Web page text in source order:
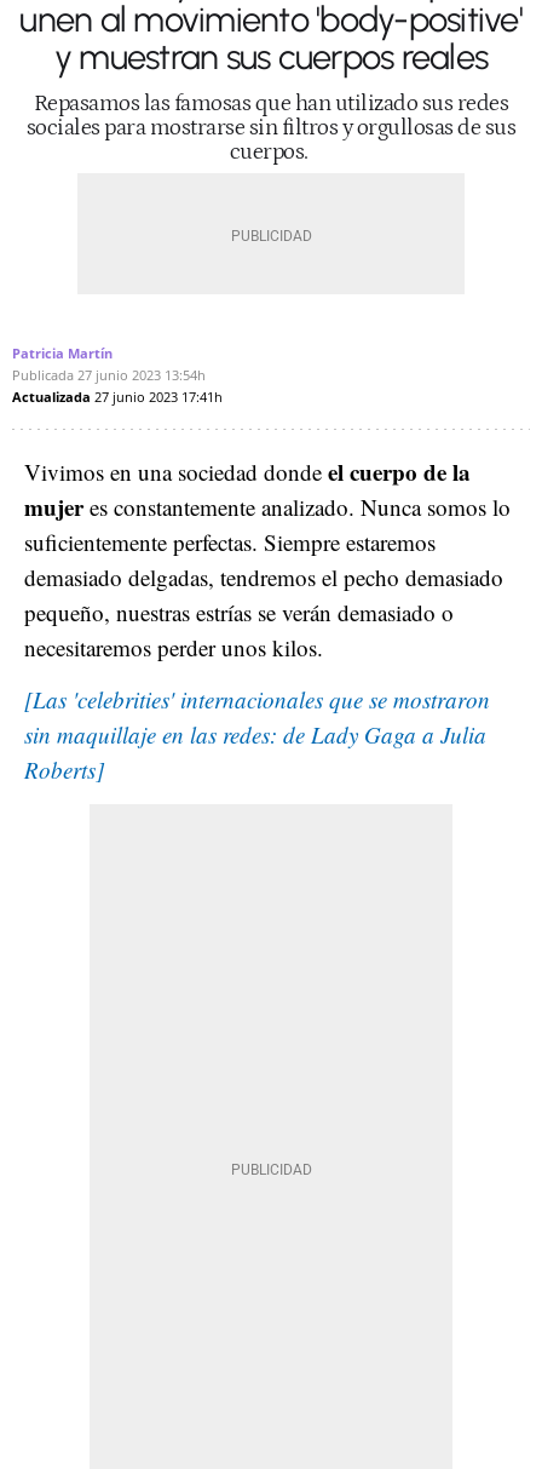
unen al movimiento 'body-positive'
y muestran sus cuerpos reales
Repasamos las famosas que han utilizado sus redes
sociales para mostrarse sin filtros y orgullosas de sus
cuerpos.
Patricia Martín
Publicada 27 junio 2023 13:54h
Actualizada 27 junio 2023 17:41h
Vivimos en una sociedad donde el cuerpo de la
mujeres constantemente analizado. Nunca somos lo
suficientemente perfectas. Siempre estaremos
demasiado delgadas, tendremos el pecho demasiado
pequeño, nuestras estrías se verán demasiado o
necesitaremos perder unos kilos.
[Las 'celebrities' internacionales que se mostraron
sin maquillaje en las redes: de Lady Gaga a Julia
Roberts]